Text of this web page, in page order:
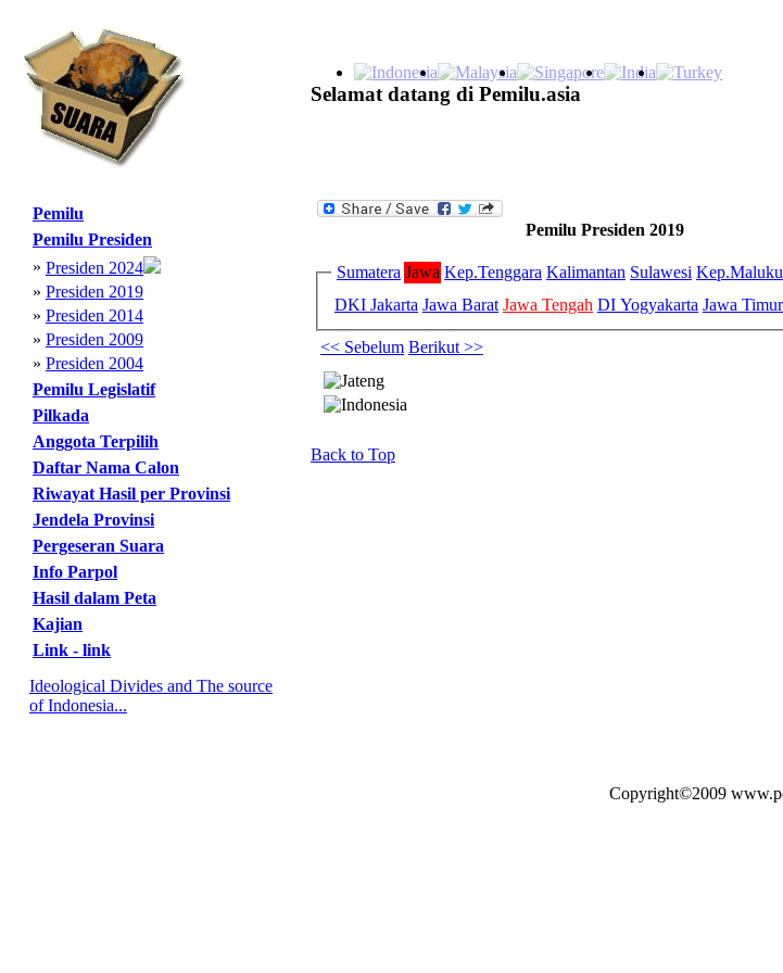
Selamat datang di Pemilu.asia
Pemilu
Pemilu Presiden
» Presiden 2024
» Presiden 2019
» Presiden 2014
» Presiden 2009
» Presiden 2004
Pemilu Legislatif
Pilkada
Anggota Terpilih
Daftar Nama Calon
Riwayat Hasil per Provinsi
Jendela Provinsi
Pergeseran Suara
Info Parpol
Hasil dalam Peta
Kajian
Link - link
Ideological Divides and The source
of Indonesia...
Pemilu Presiden 2019
Sumatera Jawa Kep.Tenggara Kalimantan Sulawesi Kep.Maluku
DKI Jakarta Jawa Barat Jawa Tengah DI Yogyakarta Jawa Timur
<< Sebelum Berikut >>
Back to Top
Copyright©2009